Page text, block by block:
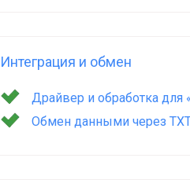
Интеграция и обмен
Драйвер и обработка для
Обмен данными через